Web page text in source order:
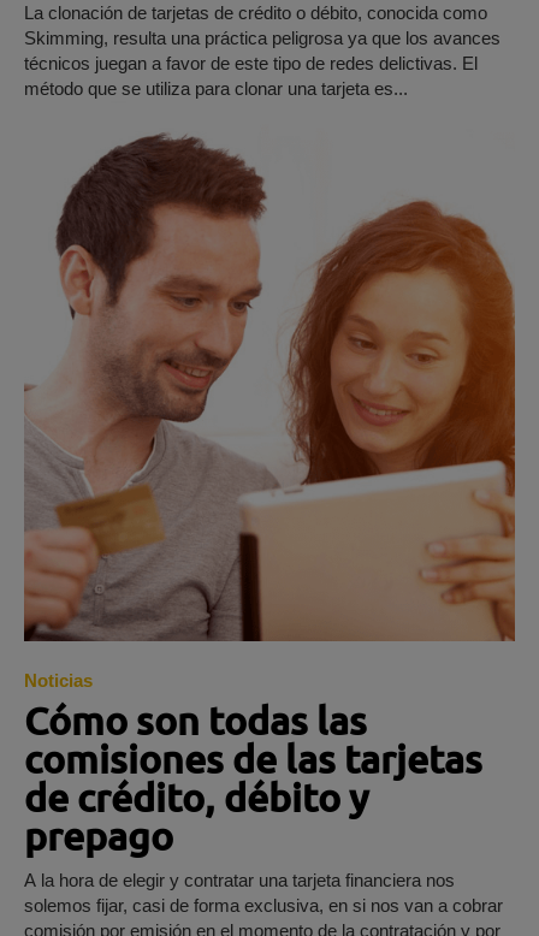
La clonación de tarjetas de crédito o débito, conocida como
Skimming, resulta una práctica peligrosa ya que los avances
técnicos juegan a favor de este tipo de redes delictivas. El
método que se utiliza para clonar una tarjeta es...
Noticias
Cómo son todas las
comisiones de las tarjetas
de crédito, débito y
prepago
A la hora de elegir y contratar una tarjeta financiera nos
solemos fijar, casi de forma exclusiva, en si nos van a cobrar
comisión por emisión en el momento de la contratación y por